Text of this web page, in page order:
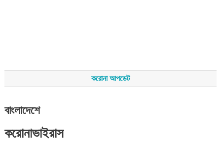
করোনা আপডেট
বাংলাদেশে
করোনাভাইরাস